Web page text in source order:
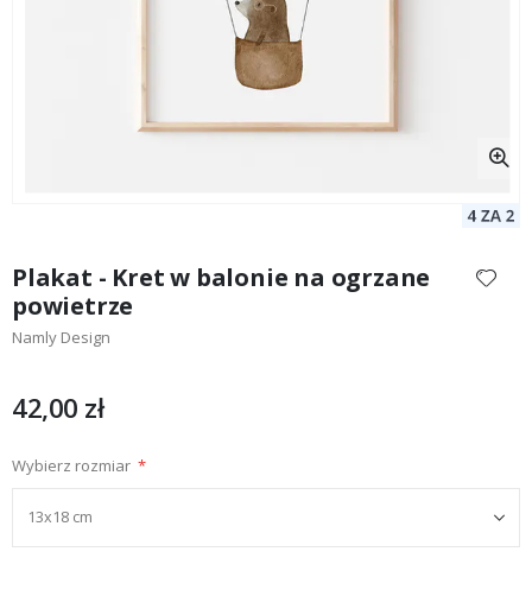
początek
galerii
Plakat - Kret w balonie na ogrzane
powietrze
Namly Design
42,00 zł
Wybierz rozmiar